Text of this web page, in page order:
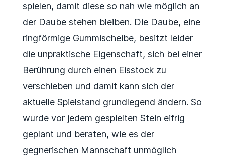
spielen, damit diese so nah wie möglich an
der Daube stehen bleiben. Die Daube, eine
ringförmige Gummischeibe, besitzt leider
die unpraktische Eigenschaft, sich bei einer
Berührung durch einen Eisstock zu
verschieben und damit kann sich der
aktuelle Spielstand grundlegend ändern. So
wurde vor jedem gespielten Stein eifrig
geplant und beraten, wie es der
gegnerischen Mannschaft unmöglich